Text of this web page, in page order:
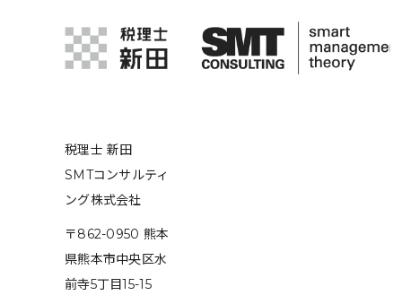
税理士 新田
SMTコンサルティ
ング株式会社
〒862-0950 熊本
県熊本市中央区水
前寺5丁目15-15